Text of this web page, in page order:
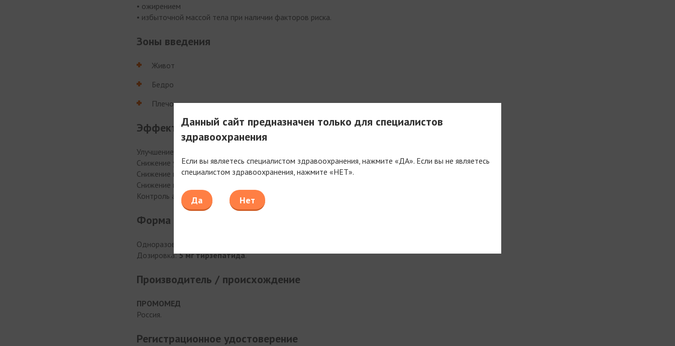
• ожирением
• избыточной массой тела при наличии факторов риска.
Зоны введения
Живот
Бедро
Плечо
Эффекты Тирзетта®
Улучшение контроля гликемии
Снижение уровня HbA1c
Снижение массы тела
Снижение инсулинорезистентности
Контроль аппетита
Форма выпуска
Одноразовая шприц-ручка для подкожного введения.
Дозировка:5 мг тирзепатида.
Производитель / происхождение
ПРОМОМЕД
Россия.
Регистрационное удостоверение
Данный сайт предназначен только для специалистов
здравоохранения
Если вы являетесь специалистом здравоохранения, нажмите «ДА». Если вы не являетесь
специалистом здравоохранения, нажмите «НЕТ».
Да Нет